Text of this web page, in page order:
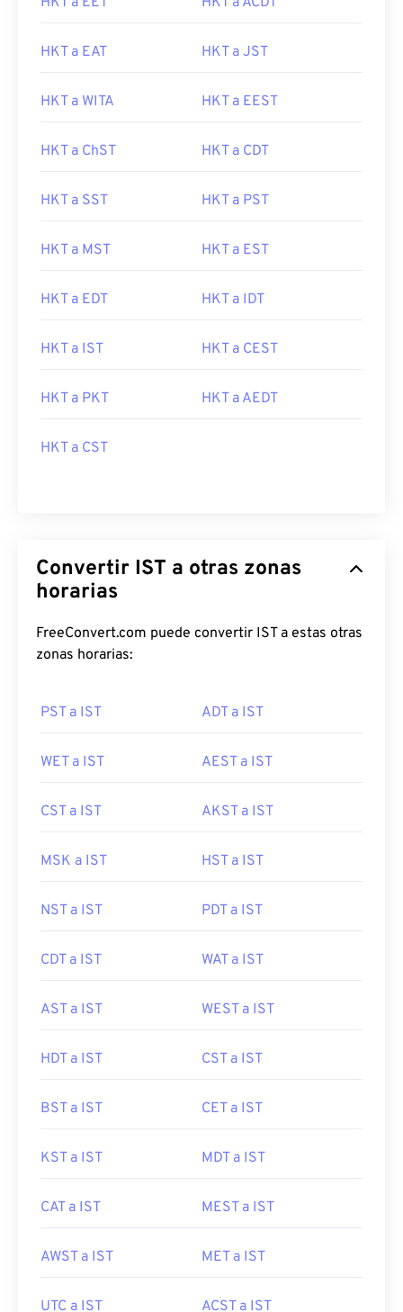
HKT a EAT HKT a JST
HKT a WITA HKT a EEST
HKT a ChST HKT a CDT
HKT a SST HKT a PST
HKT a MST HKT a EST
HKT a EDT HKT a IDT
HKT a IST HKT a CEST
HKT a PKT HKT a AEDT
HKT a CST
Convertir IST a otras zonas
horarias
FreeConvert.com puede convertir IST a estas otras
zonas horarias:
PST a IST ADT a IST
WET a IST AEST a IST
CST a IST AKST a IST
MSK a IST HST a IST
NST a IST PDT a IST
CDT a IST WAT a IST
AST a IST WEST a IST
HDT a IST CST a IST
BST a IST CET a IST
KST a IST MDT a IST
CAT a IST MEST a IST
AWST a IST MET a IST
UTC a IST ACST a IST